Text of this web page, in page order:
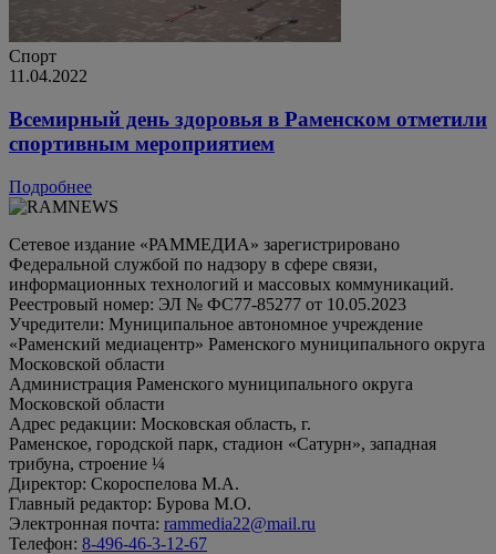
Спорт
11.04.2022
Всемирный день здоровья в Раменском отметили
спортивным мероприятием
Подробнее
Сетевое издание «РАММЕДИА» зарегистрировано
Федеральной службой по надзору в сфере связи,
информационных технологий и массовых коммуникаций.
Реестровый номер: ЭЛ № ФС77-85277 от 10.05.2023
Учредители: Муниципальное автономное учреждение
«Раменский медиацентр» Раменского муниципального округа
Московской области
Администрация Раменского муниципального округа
Московской области
Адрес редакции: Московская область, г.
Раменское, городской парк, стадион «Сатурн», западная
трибуна, строение ¼
Директор: Скороспелова М.А.
Главный редактор: Бурова М.О.
Электронная почта: rammedia22@mail.ru
Телефон: 8-496-46-3-12-67